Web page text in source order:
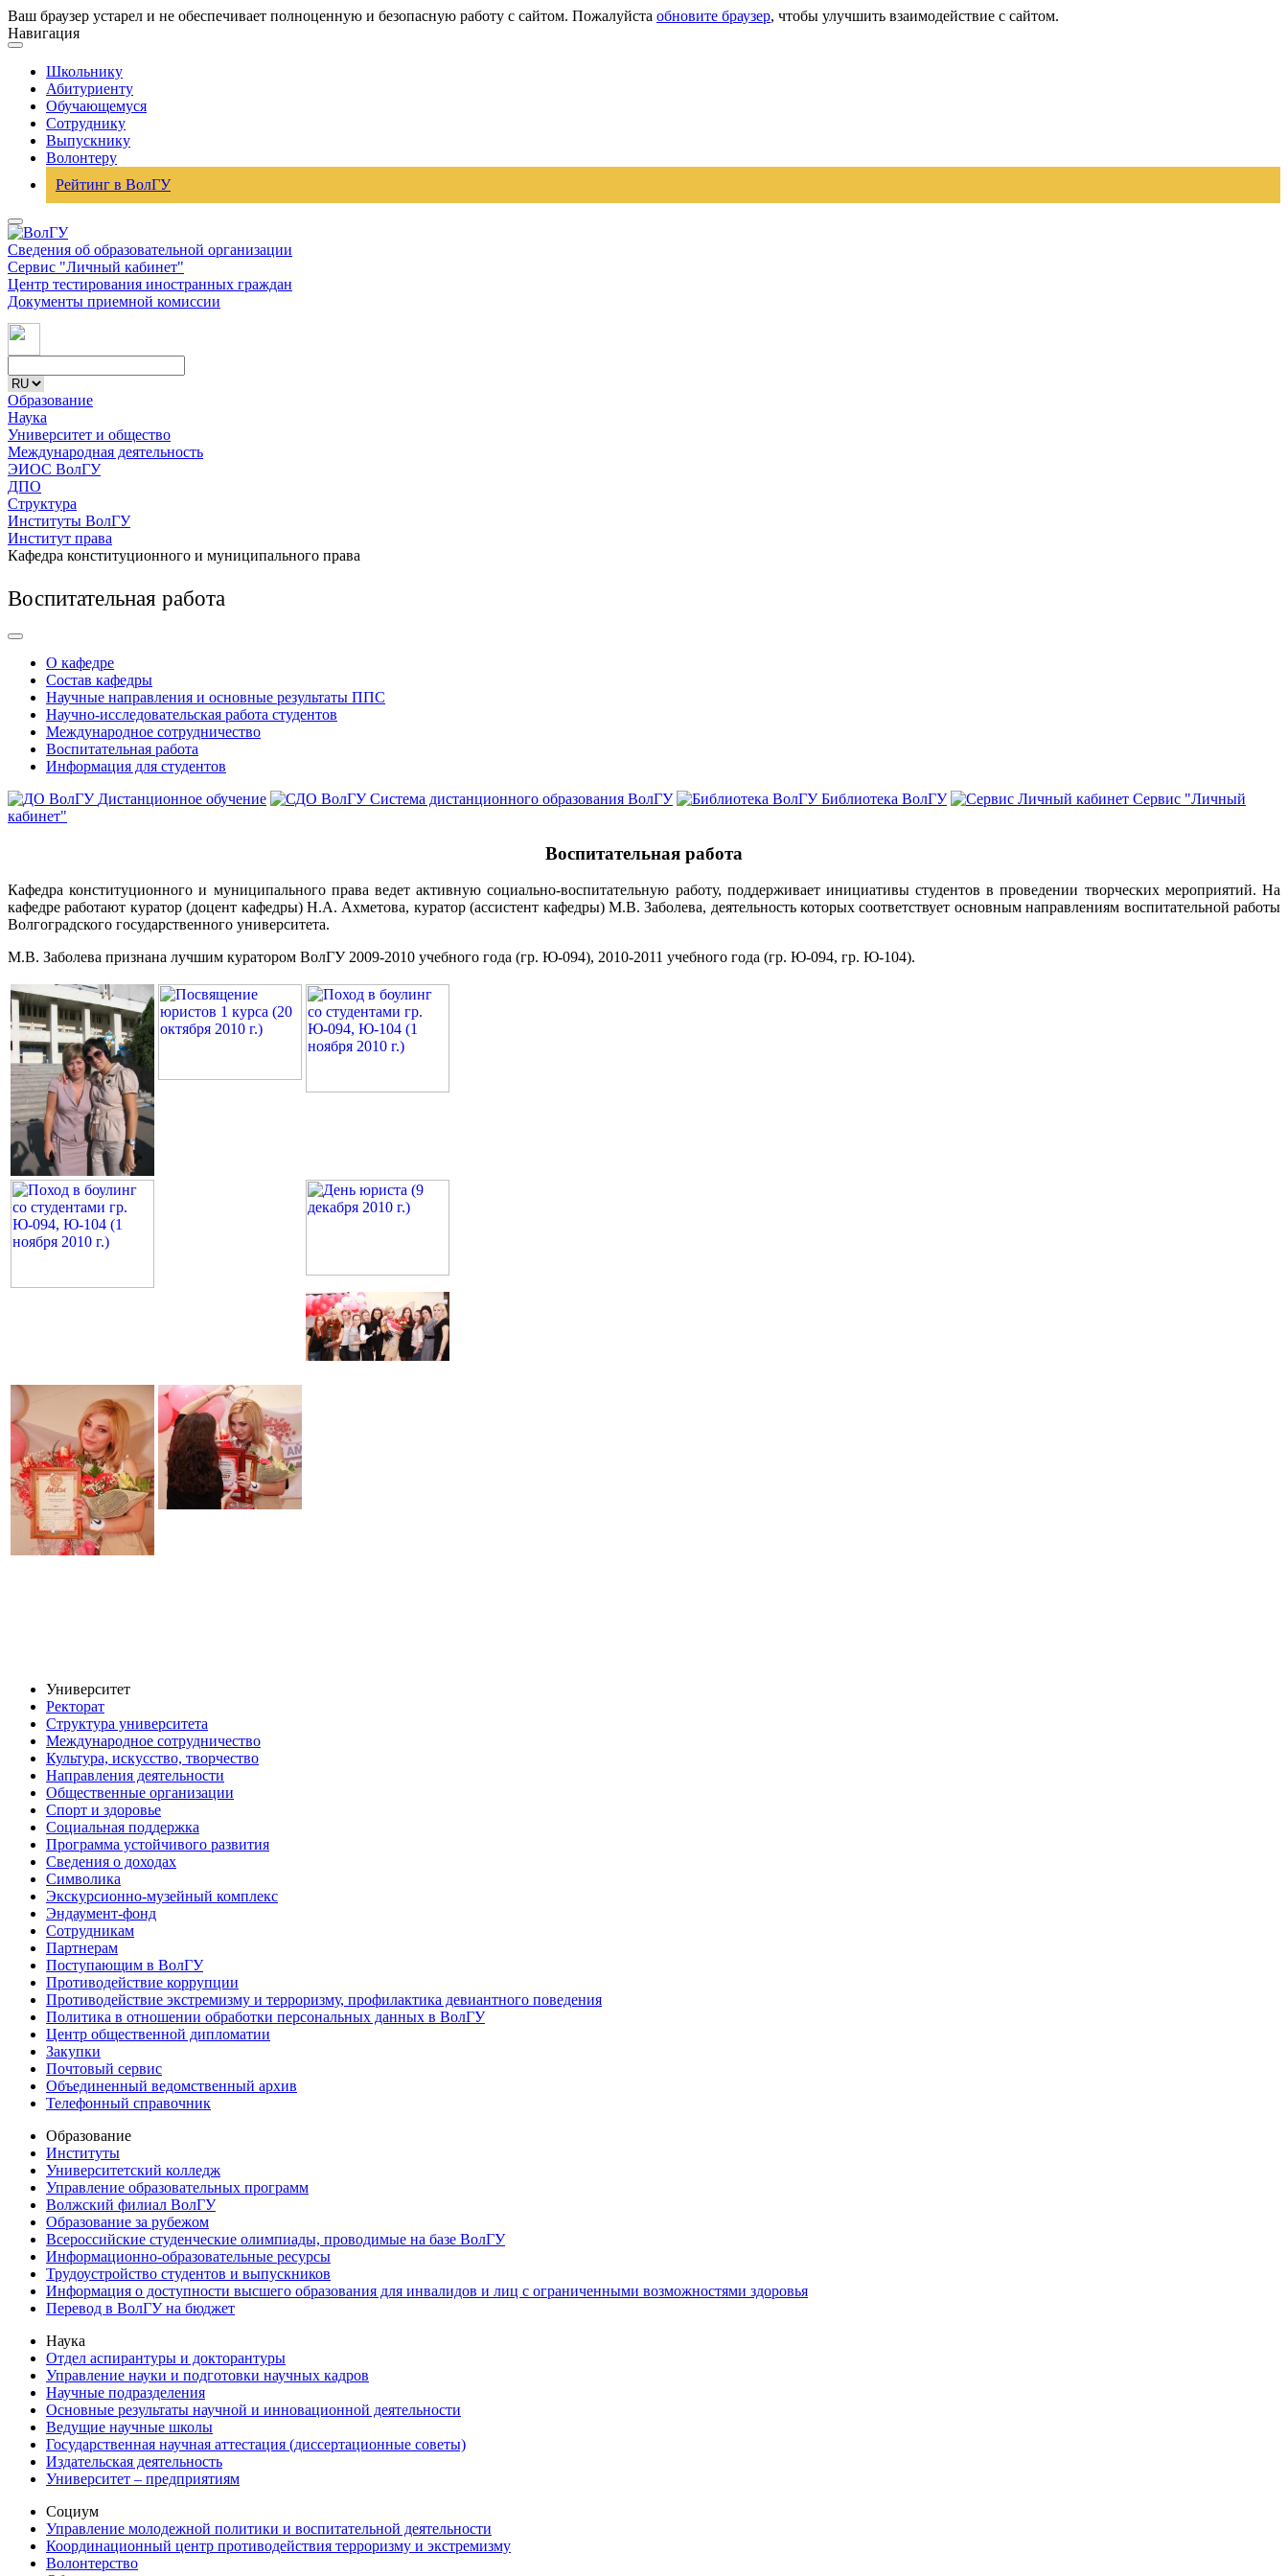
Ваш браузер устарел и не обеспечивает полноценную и безопасную работу с сайтом. Пожалуйста обновите браузер, чтобы улучшить взаимодействие с сайтом.
Навигация
Школьнику
Абитуриенту
Обучающемуся
Сотруднику
Выпускнику
Волонтеру
Рейтинг в ВолГУ
Сведения об образовательной организации
Сервис "Личный кабинет"
Центр тестирования иностранных граждан
Документы приемной комиссии
Образование
Наука
Университет и общество
Международная деятельность
ЭИОС ВолГУ
ДПО
Структура
Институты ВолГУ
Институт права
Кафедра конституционного и муниципального права
Воспитательная работа
О кафедре
Состав кафедры
Научные направления и основные результаты ППС
Научно-исследовательская работа студентов
Международное сотрудничество
Воспитательная работа
Информация для студентов
Дистанционное обучение
Система дистанционного образования ВолГУ Библиотека ВолГУ
Сервис "Личный
кабинет"
Воспитательная работа
Кафедра конституционного и муниципального права ведет активную социально-воспитательную работу, поддерживает инициативы студентов в проведении творческих мероприятий. На
кафедре работают куратор (доцент кафедры) Н.А. Ахметова, куратор (ассистент кафедры) М.В. Заболева, деятельность которых соответствует основным направлениям воспитательной работы
Волгоградского государственного университета.
М.В. Заболева признана лучшим куратором ВолГУ 2009-2010 учебного года (гр. Ю-094), 2010-2011 учебного года (гр. Ю-094, гр. Ю-104).
Университет
Ректорат
Структура университета
Международное сотрудничество
Культура, искусство, творчество
Направления деятельности
Общественные организации
Спорт и здоровье
Социальная поддержка
Программа устойчивого развития
Сведения о доходах
Символика
Экскурсионно-музейный комплекс
Эндаумент-фонд
Сотрудникам
Партнерам
Поступающим в ВолГУ
Противодействие коррупции
Противодействие экстремизму и терроризму, профилактика девиантного поведения
Политика в отношении обработки персональных данных в ВолГУ
Центр общественной дипломатии
Закупки
Почтовый сервис
Объединенный ведомственный архив
Телефонный справочник
Образование
Институты
Университетский колледж
Управление образовательных программ
Волжский филиал ВолГУ
Образование за рубежом
Всероссийские студенческие олимпиады, проводимые на базе ВолГУ
Информационно-образовательные ресурсы
Трудоустройство студентов и выпускников
Информация о доступности высшего образования для инвалидов и лиц с ограниченными возможностями здоровья
Перевод в ВолГУ на бюджет
Наука
Отдел аспирантуры и докторантуры
Управление науки и подготовки научных кадров
Научные подразделения
Основные результаты научной и инновационной деятельности
Ведущие научные школы
Государственная научная аттестация (диссертационные советы)
Издательская деятельность
Университет – предприятиям
Социум
Управление молодежной политики и воспитательной деятельности
Координационный центр противодействия терроризму и экстремизму
Волонтерство